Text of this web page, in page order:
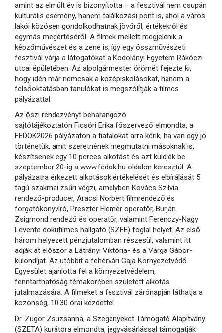
amint az elmúlt év is bizonyította – a fesztivál nem csupán
kulturális esemény, hanem találkozási pont is, ahol a város
lakói közösen gondolkodhatnak jövőről, értékekről és
egymás megértéséről. A filmek mellett megjelenik a
képzőművészet és a zene is, így egy összművészeti
fesztivál várja a látogatókat a Kodolányi Egyetem Rákóczi
utcai épületében. Az alpolgármester örömét fejezte ki,
hogy idén már nemcsak a középiskolásokat, hanem a
felsőoktatásban tanulókat is megszólítják a filmes
pályázattal.
Az őszi rendezvényt beharangozó
sajtótájékoztatón Ficsóri Erika főszervező elmondta, a
FEDOK2026 pályázaton a fiatalokat arra kérik, ha van egy jó
történetük, amit szeretnének megmutatni másoknak is,
készítsenek egy 10 perces alkotást és azt küldjék be
szeptember 20-ig a www.fedok.hu oldalon keresztül. A
pályázatra érkezett alkotások értékelését és elbírálását 5
tagú szakmai zsűri végzi, amelyben Kovács Szilvia
rendező-producer, Aracsi Norbert filmrendező és
forgatókönyvíró, Preszter Elemér operatőr, Burján
Zsigmond rendező és operatőr, valamint Ferenczy-Nagy
Levente dokufilmes hallgató (SZFE) foglal helyet. Az első
három helyezett pénzjutalomban részesül, valamint itt
adják át először a Látrányi Viktória- és a Varga Gábor-
különdíjat. Az utóbbit a fehérvári Gaja Környezetvédő
Egyesület ajánlotta fel a környezetvédelem,
fenntarthatóság témakörében született alkotás
jutalmazására. A filmeket a fesztivál zárónapján láthatja a
közönség, 10.30 órai kezdettel.
Dr. Zugor Zsuzsanna, a Szegényeket Támogató Alapítvány
(SZETA) kurátora elmondta, jegyvásárlással támogatják